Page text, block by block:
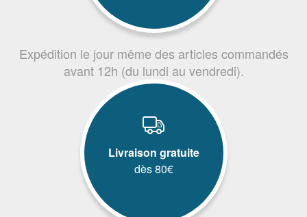
Expédition le jour même des articles commandés
avant 12h (du lundi au vendredi).
Livraison gratuite
dès 80€